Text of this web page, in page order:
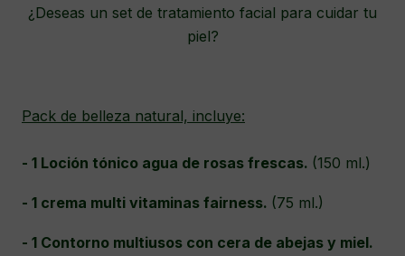
¿Deseas un set de tratamiento facial para cuidar tu
piel?
Pack de belleza natural, incluye:
- 1 Loción tónico agua de rosas frescas. (150 ml.)
- 1 crema multi vitaminas fairness. (75 ml.)
- 1 Contorno multiusos con cera de abejas y miel.